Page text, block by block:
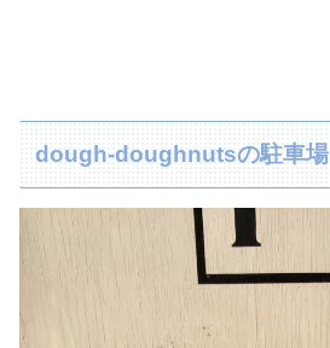
dough-doughnutsの駐車場